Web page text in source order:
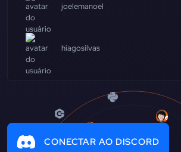
joelemanoel
hiagosilvas
CONECTAR AO DISCORD